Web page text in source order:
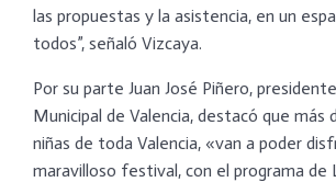
las propuestas y la asistencia, en un
todos”, señaló Vizcaya.
Por su parte Juan José Piñero,
Municipal de Valencia, destacó que más
niñas de toda Valencia, «van a poder
maravilloso festival, con el programa de